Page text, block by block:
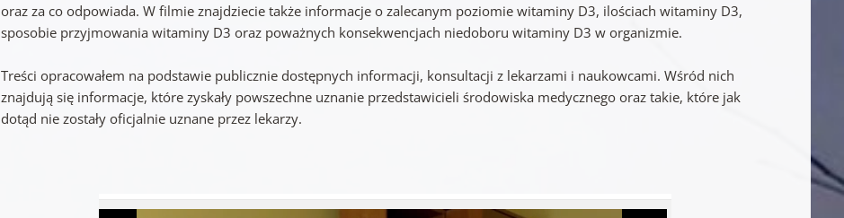
oraz za co odpowiada. W filmie znajdziecie także informacje o zalecanym poziomie witaminy D3, ilościach witaminy D3,
sposobie przyjmowania witaminy D3 oraz poważnych konsekwencjach niedoboru witaminy D3 w organizmie.
Treści opracowałem na podstawie publicznie dostępnych informacji, konsultacji z lekarzami i naukowcami. Wśród nich
znajdują się informacje, które zyskały powszechne uznanie przedstawicieli środowiska medycznego oraz takie, które jak
dotąd nie zostały oficjalnie uznane przez lekarzy.